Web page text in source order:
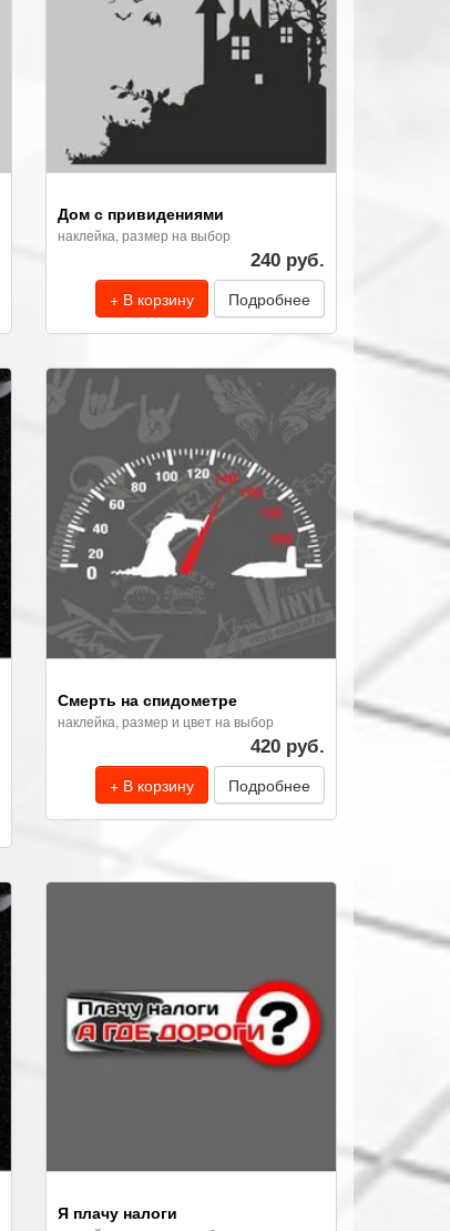
Дом с привидениями
наклейка, размер на выбор
240 руб.
+ В корзину Подробнее
Смерть на спидометре
наклейка, размер и цвет на выбор
420 руб.
+ В корзину Подробнее
Я плачу налоги